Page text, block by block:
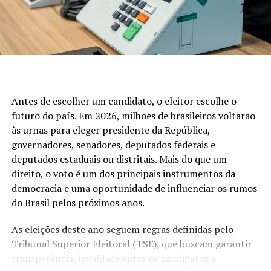
indigestas.
Antes de escolher um candidato, o eleitor escolhe o
futuro do país. Em 2026, milhões de brasileiros voltarão
às urnas para eleger presidente da República,
governadores, senadores, deputados federais e
deputados estaduais ou distritais. Mais do que um
direito, o voto é um dos principais instrumentos da
democracia e uma oportunidade de influenciar os rumos
do Brasil pelos próximos anos.
As eleições deste ano seguem regras definidas pelo
Tribunal Superior Eleitoral (TSE), que buscam garantir
transparência, igualdade entre os candidatos e